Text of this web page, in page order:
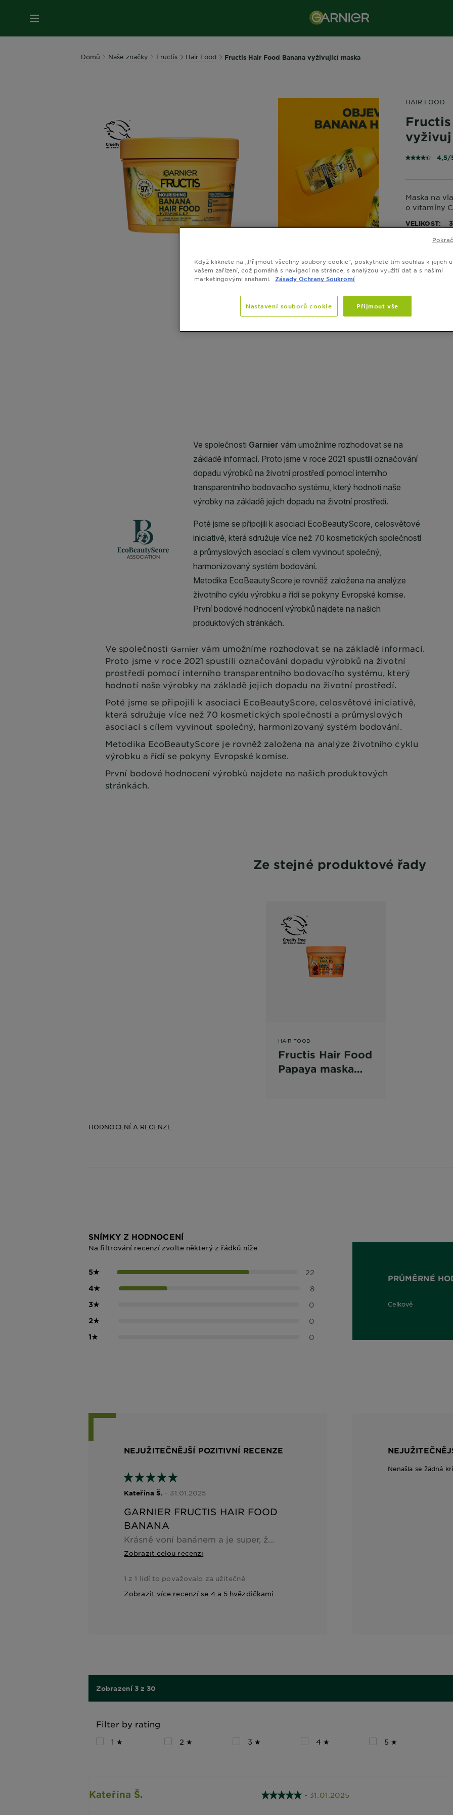
MENU
Domů Naše značky Fructis Hair Food Fructis Hair Food Banana vyživující maska
SLIDE 1SLIDE 2
HAIR FOOD
4,5/
Maska na
o vitamíny
VELIKOST
Ve společnosti Garnier vám umožníme rozhodovat se na základě informací.
Proto jsme v roce 2021 spustili označování dopadu výrobků na životní
prostředí pomocí interního transparentního bodovacího systému, který
hodnotí naše výrobky na základě jejich dopadu na životní prostředí.
Poté jsme se připojili k asociaci EcoBeautyScore, celosvětové iniciativě,
která sdružuje více než 70 kosmetických společností a průmyslových
asociací s cílem vyvinout společný, harmonizovaný systém bodování.
Metodika EcoBeautyScore je rovněž založena na analýze životního cyklu
výrobku a řídí se pokyny Evropské komise.
První bodové hodnocení výrobků najdete na našich produktových
stránkách.
Ze stejné produktové řady
HAIR FOOD
Fructis Hair Food
Papaya maska
HODNOCENÍ A RECENZE
SNÍMKY Z HODNOCENÍ
Na filtrování recenzí zvolte některý z řádků níže
5★ 22
4★ 8
3★ 0
2★ 0
1★ 0
PRŮMĚRNÉ
Celkově
4,5 out of 5 stars
NEJUŽITEČNĚJŠÍ POZITIVNÍ RECENZE
Kateřina Š. - 31.01.2025
GARNIER FRUCTIS HAIR FOOD
BANANA
Krásně voní banánem a je super, že se dá použít třemi způsoby (maska, kondicionér a jako bezoplachová péče). Vlasy jsou po ní vyživené, hydratované a snadno se rozčesávají. Plus výhodou je, že je vhodná pro kudrnaté a vlnité vlasy a je CGM friedly.&nbsp; Testováno prostřednictvím All2test.com
Zobrazit celou recenzi
1 z 1 lidí to považovalo za užitečné
Zobrazit více recenzí se 4 a 5 hvězdičkami
Nenašla se žádná
Zobrazení 3 z 30
Filter by rating
1 ★ 2 ★ 3 ★ 4 ★ 5 ★
Kateřina Š. - 31.01.2025
Když kliknete na „Přijmout všechny soubory cookie“, poskytnete tím souhlas k jejich
vašem zařízení, což pomáhá s navigací na stránce, s analýzou využití dat a s našimi
marketingovými snahami.
Zásady Ochrany Soukromí
Nastavení souborů cookie Přijmout vše